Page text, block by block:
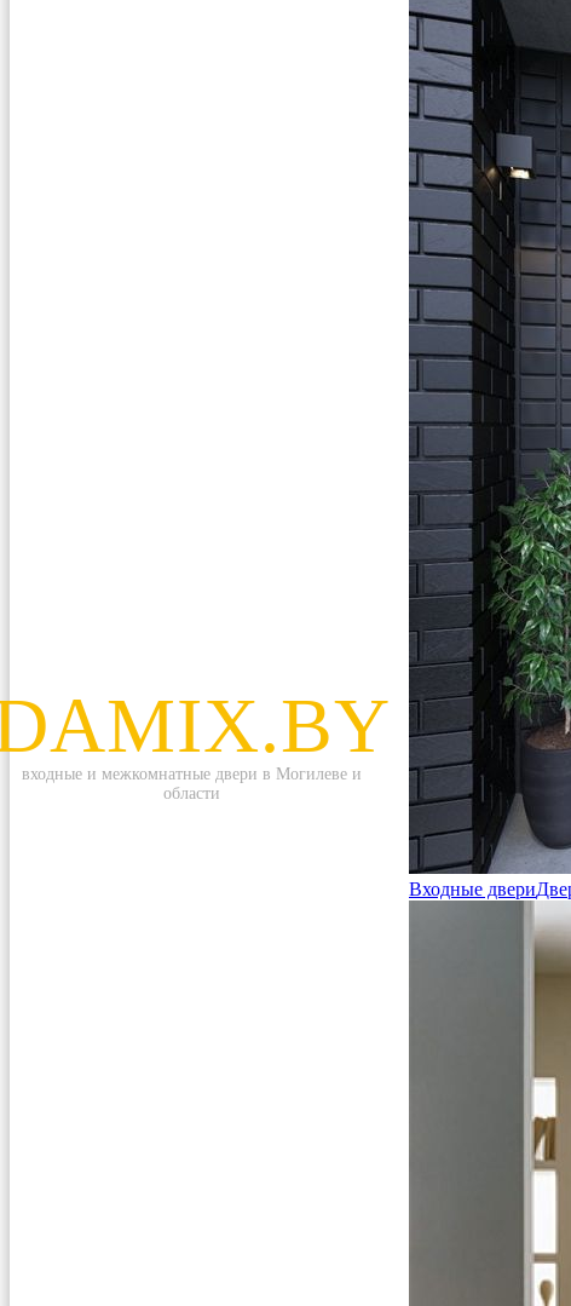
входные и межкомнатные двери в Могилеве и
области
Входные двери